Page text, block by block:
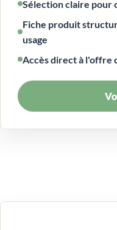
Sélection claire pour
Fiche produit
usage
Accès direct à l'offre